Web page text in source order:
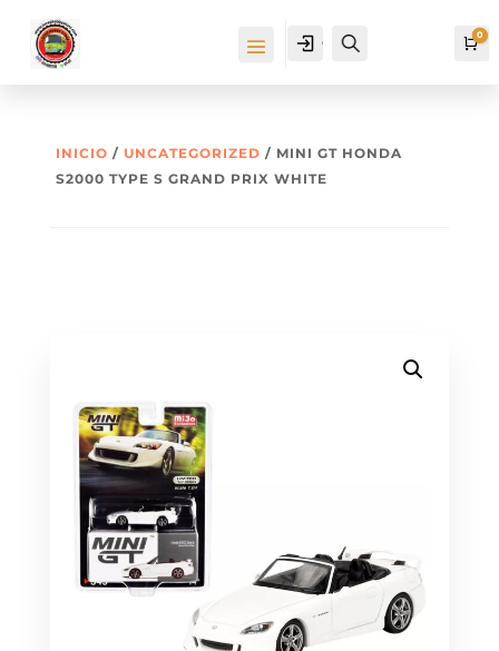
Cuenta 0
INICIO / UNCATEGORIZED / MINI GT HONDA
S2000 TYPE S GRAND PRIX WHITE